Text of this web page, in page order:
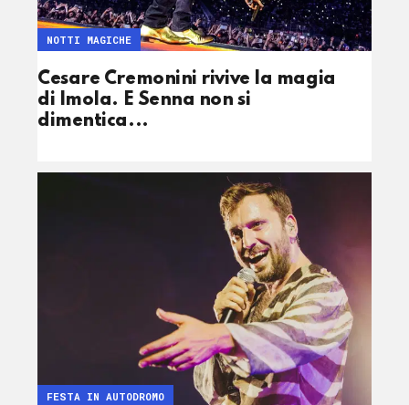
Cesare Cremonini rivive la magia
di Imola. E Senna non si
dimentica...
NOTTI MAGICHE
FESTA IN AUTODROMO